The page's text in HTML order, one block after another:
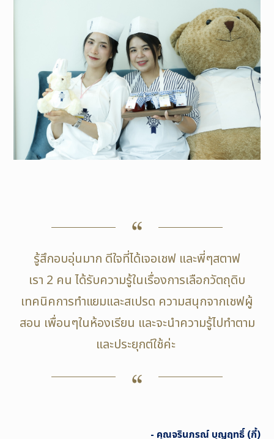
รู้สึกอบอุ่นมาก ดีใจที่ได้เจอเชฟ และพี่ๆสตาฟ
เรา 2 คน ได้รับความรู้ในเรื่องการเลือกวัตถุดิบ
เทคนิคการทำแยมและสเปรด ความสนุกจากเชฟผู้
สอน เพื่อนๆในห้องเรียน และจะนำความรู้ไปทำตาม
และประยุกต์ใช้ค่ะ
- คุณจรินภรณ์ บุญฤทธิ์ (กี้)